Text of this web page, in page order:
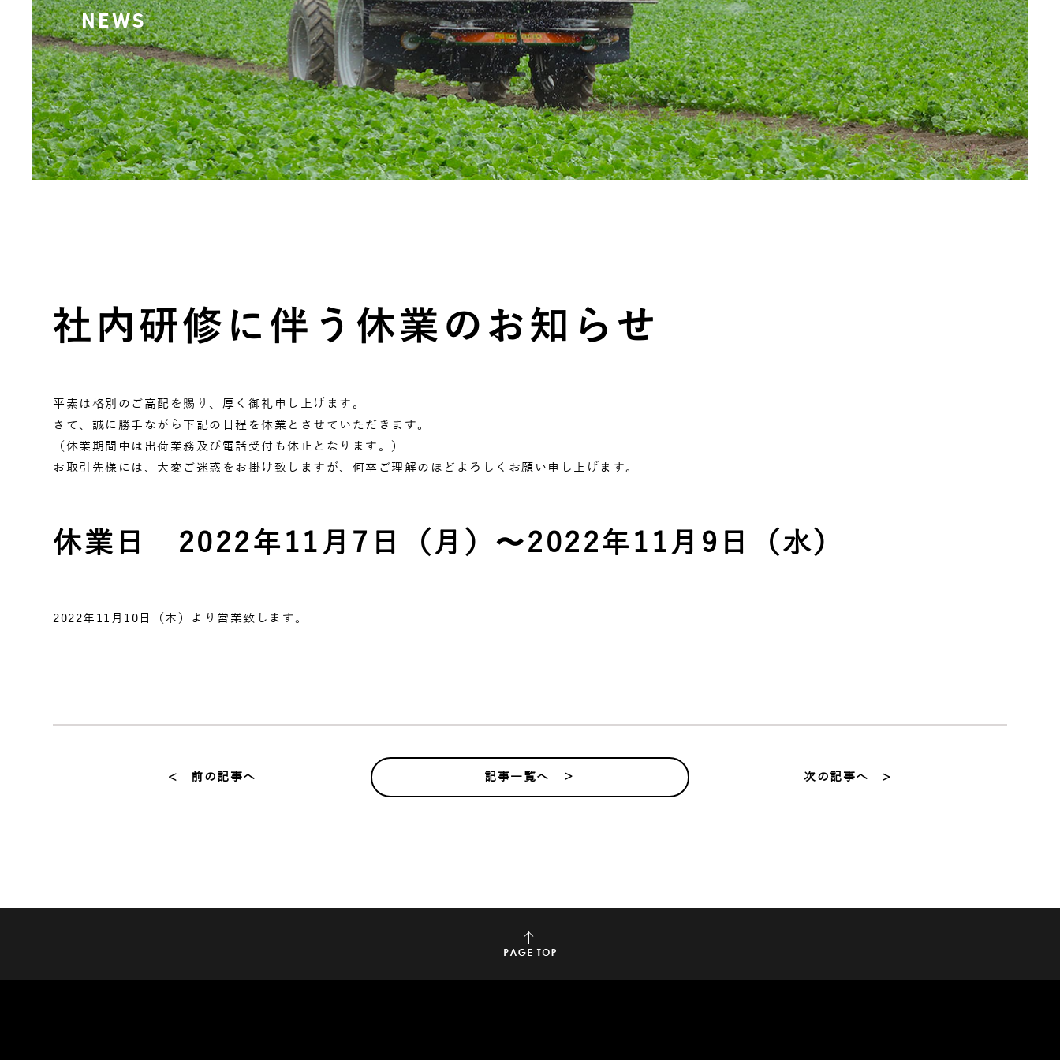
NEWS
社内研修に伴う休業のお知らせ
平素は格別のご高配を賜り、厚く御礼申し上げます。
さて、誠に勝手ながら下記の日程を休業とさせていただきます。
（休業期間中は出荷業務及び電話受付も休止となります。）
お取引先様には、大変ご迷惑をお掛け致しますが、何卒ご理解のほどよろしくお願い申し上げます。
休業日 2022年11月7日（月）〜2022年11月9日（水）
2022年11月10日（木）より営業致します。
< 前の記事へ 記事一覧へ ＞ 次の記事へ >